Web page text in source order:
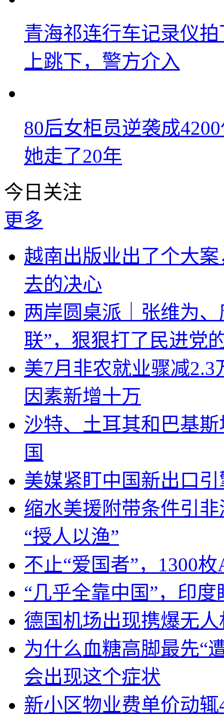
青海祁连行车记录仪
上跳下，警方介入
80后女柜员逆袭成
她走了20年
今日关注
更多
越南出版业出了个大
去的决心
两岸圆桌派｜张维为
联”，狠狠打了民进党
美7月非农就业骤减
因素新增十万
沙特、土耳其和巴基
国
美媒紧盯中国新出口
缩水美援附带条件引
“授人以渔”
不止“爱国者”，1300
“几乎全靠中国”，印
德国机场出现携爆无
为什么血糖高脚最先“
会出现这个症状
新小区物业费单价动